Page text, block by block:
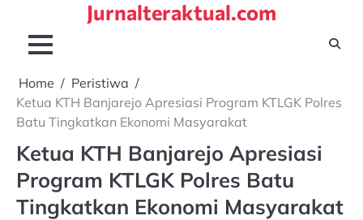
content
Jurnalteraktual.com
Home
Peristiwa
Ketua KTH Banjarejo Apresiasi Program KTLGK Polres
Batu Tingkatkan Ekonomi Masyarakat
Ketua KTH Banjarejo Apresiasi
Program KTLGK Polres Batu
Tingkatkan Ekonomi Masyarakat